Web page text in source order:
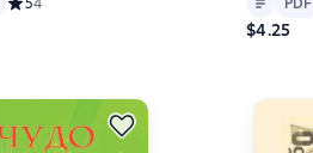
Средний рейтинг 5 на основе 4 оценок
54 PDF
$4.25